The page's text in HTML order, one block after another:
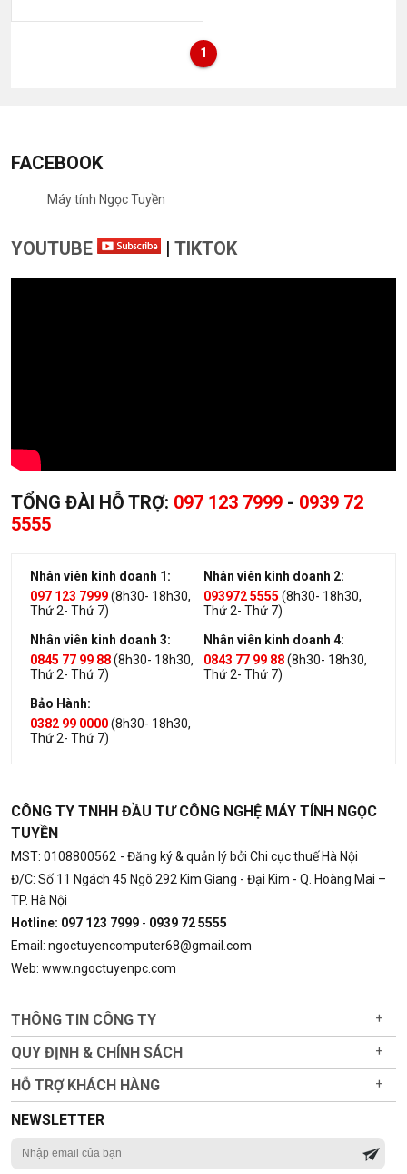
1
FACEBOOK
Máy tính Ngọc Tuyền
YOUTUBE | TIKTOK
TỔNG ĐÀI HỖ TRỢ: 097 123 7999 - 0939 72
5555
Nhân viên kinh doanh 1:
097 123 7999(8h30- 18h30,
Thứ 2- Thứ 7)
Nhân viên kinh doanh 2:
093972 5555 (8h30- 18h30,
Thứ 2- Thứ 7)
Nhân viên kinh doanh 3:
0845 77 99 88(8h30- 18h30,
Thứ 2- Thứ 7)
Nhân viên kinh doanh 4:
0843 77 99 88(8h30- 18h30,
Thứ 2- Thứ 7)
Bảo Hành:
0382 99 0000(8h30- 18h30,
Thứ 2- Thứ 7)
CÔNG TY TNHH ĐẦU TƯ CÔNG NGHỆ MÁY TÍNH NGỌC
TUYỀN
MST: 0108800562 - Đăng ký & quản lý bởi Chi cục thuế Hà Nội
Đ/C: Số 11 Ngách 45 Ngõ 292 Kim Giang - Đại Kim - Q. Hoàng Mai –
TP. Hà Nội
Hotline: 097 123 7999 - 0939 72 5555
Email: ngoctuyencomputer68@gmail.com
Web: www.ngoctuyenpc.com
THÔNG TIN CÔNG TY +
QUY ĐỊNH & CHÍNH SÁCH +
HỖ TRỢ KHÁCH HÀNG +
NEWSLETTER